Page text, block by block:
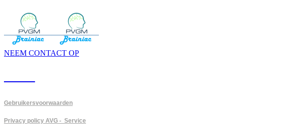
NEEM CONTACT OP
Gebruikersvoorwaarden
Privacy policy AVG - Service